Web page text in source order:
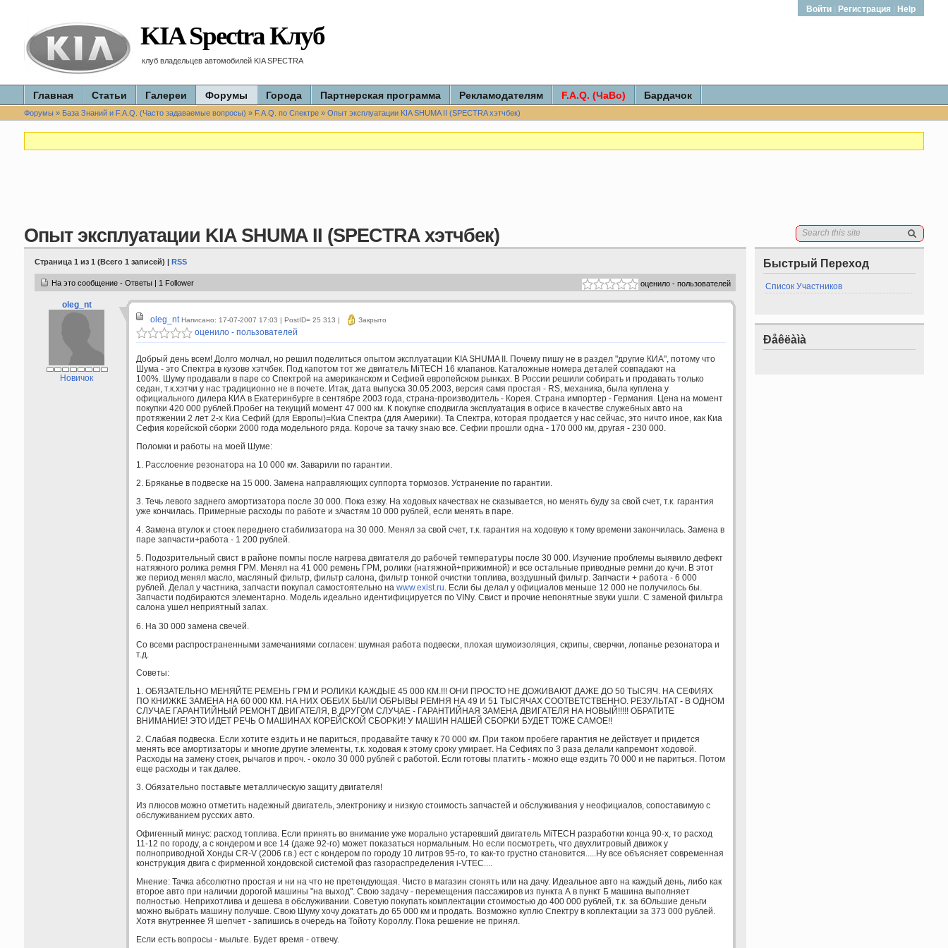
KIA Spectra Клуб
клуб владельцев автомобилей KIA SPECTRA
Войти Регистрация Help
Главная Статьи Галереи Форумы Города Партнерская программа Рекламодателям F.A.Q. (ЧаВо) Бардачок
Форумы» База Знаний и F.A.Q. (Часто задаваемые вопросы) » F.A.Q. по Спектре» Опыт эксплуатации KIA SHUMA II (SPECTRA хэтчбек)
Опыт эксплуатации KIA SHUMA II (SPECTRA хэтчбек)
Быстрый Переход
Список Участников
Ðåêëàìà
Страница 1 из 1 (Всего 1 записей) | RSS
оценило - пользователей
На это сообщение - Ответы | 1 Follower
oleg_nt
Новичок
oleg_nt Написано: 17-07-2007 17:03 | PostID= 25 313 | Закрыто
оценило - пользователей
Добрый день всем! Долго молчал, но решил поделиться опытом эксплуатации KIA SHUMA II. Почему пишу не в раздел "другие КИА", потому что
Шума - это Спектра в кузове хэтчбек. Под капотом тот же двигатель MiTECH 16 клапанов. Каталожные номера деталей совпадают на
100%. Шуму продавали в паре со Спектрой на американском и Сефией европейском рынках. В России решили собирать и продавать только
седан, т.к.хэтчи у нас традиционно не в почете. Итак, дата выпуска 30.05.2003, версия самя простая - RS, механика, была куплена у
официального дилера КИА в Екатеринбурге в сентябре 2003 года, страна-производитель - Корея. Страна импортер - Германия. Цена на момент
покупки 420 000 рублей.Пробег на текущий момент 47 000 км. К покупке сподвигла эксплуатация в офисе в качестве служебных авто на
протяжении 2 лет 2-х Киа Сефий (для Европы)=Киа Спектра (для Америки). Та Спектра, которая продается у нас сейчас, это ничто иное, как Киа
Сефия корейской сборки 2000 года модельного ряда. Короче за тачку знаю все. Сефии прошли одна - 170 000 км, другая - 230 000.
Поломки и работы на моей Шуме:
1. Расслоение резонатора на 10 000 км. Заварили по гарантии.
2. Бряканье в подвеске на 15 000. Замена направляющих суппорта тормозов. Устранение по гарантии.
3. Течь левого заднего амортизатора после 30 000. Пока езжу. На ходовых качествах не сказывается, но менять буду за свой счет, т.к. гарантия
уже кончилась. Примерные расходы по работе и з/частям 10 000 рублей, если менять в паре.
4. Замена втулок и стоек переднего стабилизатора на 30 000. Менял за свой счет, т.к. гарантия на ходовую к тому времени закончилась. Замена в
паре запчасти+работа - 1 200 рублей.
5. Подозрительный свист в районе помпы после нагрева двигателя до рабочей температуры после 30 000. Изучение проблемы выявило дефект
натяжного ролика ремня ГРМ. Менял на 41 000 ремень ГРМ, ролики (натяжной+прижимной) и все остальные приводные ремни до кучи. В этот
же период менял масло, масляный фильтр, фильтр салона, фильтр тонкой очистки топлива, воздушный фильтр. Запчасти + работа - 6 000
рублей. Делал у частника, запчасти покупал самостоятельно на www.exist.ru. Если бы делал у официалов меньше 12 000 не получилось бы.
Запчасти подбираются элементарно. Модель идеально идентифицируется по VINу. Свист и прочие непонятные звуки ушли. С заменой фильтра
салона ушел неприятный запах.
6. На 30 000 замена свечей.
Со всеми распространенными замечаниями согласен: шумная работа подвески, плохая шумоизоляция, скрипы, сверчки, лопанье резонатора и
т.д.
Советы:
1. ОБЯЗАТЕЛЬНО МЕНЯЙТЕ РЕМЕНЬ ГРМ И РОЛИКИ КАЖДЫЕ 45 000 КМ.!!! ОНИ ПРОСТО НЕ ДОЖИВАЮТ ДАЖЕ ДО 50 ТЫСЯЧ. НА СЕФИЯХ
ПО КНИЖКЕ ЗАМЕНА НА 60 000 КМ. НА НИХ ОБЕИХ БЫЛИ ОБРЫВЫ РЕМНЯ НА 49 И 51 ТЫСЯЧАХ СООТВЕТСТВЕННО. РЕЗУЛЬТАТ - В ОДНОМ
СЛУЧАЕ ГАРАНТИЙНЫЙ РЕМОНТ ДВИГАТЕЛЯ, В ДРУГОМ СЛУЧАЕ - ГАРАНТИЙНАЯ ЗАМЕНА ДВИГАТЕЛЯ НА НОВЫЙ!!!!! ОБРАТИТЕ
ВНИМАНИЕ! ЭТО ИДЕТ РЕЧЬ О МАШИНАХ КОРЕЙСКОЙ СБОРКИ! У МАШИН НАШЕЙ СБОРКИ БУДЕТ ТОЖЕ САМОЕ!!
2. Слабая подвеска. Если хотите ездить и не париться, продавайте тачку к 70 000 км. При таком пробеге гарантия не действует и придется
менять все амортизаторы и многие другие элементы, т.к. ходовая к этому сроку умирает. На Сефиях по 3 раза делали капремонт ходовой.
Расходы на замену стоек, рычагов и проч. - около 30 000 рублей с работой. Если готовы платить - можно еще ездить 70 000 и не париться. Потом
еще расходы и так далее.
3. Обязательно поставьте металлическую защиту двигателя!
Из плюсов можно отметить надежный двигатель, электронику и низкую стоимость запчастей и обслуживания у неофициалов, сопоставимую с
обслуживанием русских авто.
Офигенный минус: расход топлива. Если принять во внимание уже морально устаревший двигатель MiTECH разработки конца 90-х, то расход
11-12 по городу, а с кондером и все 14 (даже 92-го) может показаться нормальным. Но если посмотреть, что двухлитровый движок у
полноприводной Хонды CR-V (2006 г.в.) ест с кондером по городу 10 литров 95-го, то как-то грустно становится.....Ну все объясняет современная
конструкция двига с фирменной хондовской системой фаз газораспределения i-VTEC....
Мнение: Тачка абсолютно простая и ни на что не претендующая. Чисто в магазин сгонять или на дачу. Идеальное авто на каждый день, либо как
второе авто при наличии дорогой машины "на выход". Свою задачу - перемещения пассажиров из пункта А в пункт Б машина выполняет
полностью. Неприхотлива и дешева в обслуживании. Советую покупать комплектации стоимостью до 400 000 рублей, т.к. за бОльшие деньги
можно выбрать машину получше. Свою Шуму хочу докатать до 65 000 км и продать. Возможно куплю Спектру в коплектации за 373 000 рублей.
Хотя внутреннее Я шепчет - запишись в очередь на Тойоту Короллу. Пока решение не принял.
Если есть вопросы - мыльте. Будет время - отвечу.